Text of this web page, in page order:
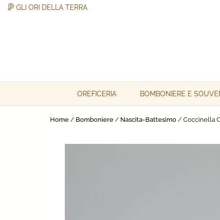
GLI ORI DELLA TERRA
Gli Ori della Terra
OREFICERIA BOMBONIERE E
Home / Bomboniere / Nascita-Battesimo / Coccinella